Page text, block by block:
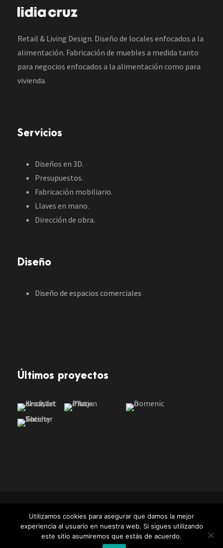
Retail & Living Design. Diseño de locales enfocados a la
alimentación. Fabricación de muebles a medida tanto
para negocios enfocados a la alimentación como para
vivienda.
Servicios
Diseños en 3D.
Presupuestos.
Fabricación mobiliario.
Llaves en mano.
Dirección de obra.
Diseño
Diseño de espacios comerciales
Últimos proyectos
Política de privacidad -Política de cookies-Aviso legal
Utilizamos cookies para asegurar que damos la mejor
experiencia al usuario en nuestra web. Si sigues utilizando
este sitio asumiremos que estás de acuerdo.